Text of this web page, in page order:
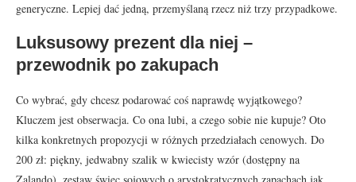
generyczne. Lepiej dać jedną, przemyślaną rzecz niż trzy przypadkowe.
Luksusowy prezent dla niej –
przewodnik po zakupach
Co wybrać, gdy chcesz podarować coś naprawdę wyjątkowego?
Kluczem jest obserwacja. Co ona lubi, a czego sobie nie kupuje? Oto
kilka konkretnych propozycji w różnych przedziałach cenowych. Do
200 zł: piękny, jedwabny szalik w kwiecisty wzór (dostępny na